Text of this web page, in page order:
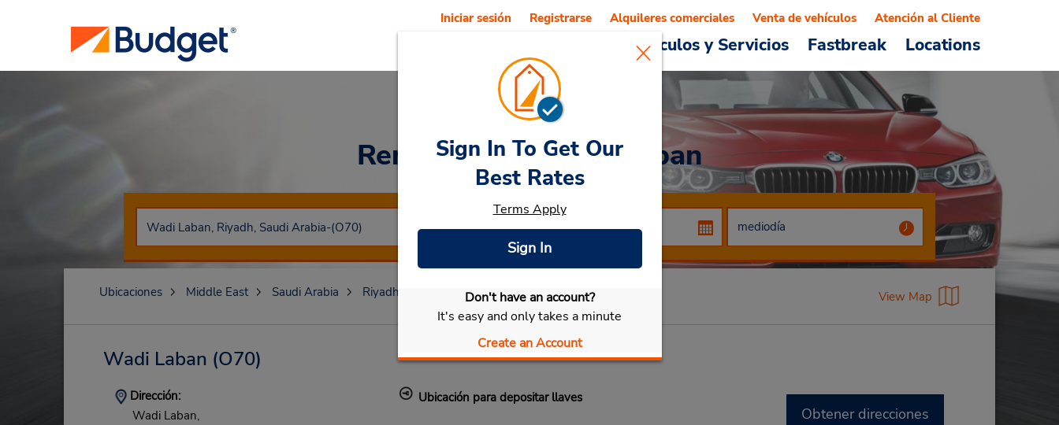
Vehículos y Servicios Fastbreak Locations
Iniciar sesión Registrarse Alquileres comerciales Venta de vehículos Atención al Cliente
Rent a Carat Wadi Laban
Seleccionar mi vehículo
Sign In To Get Our
Best Rates
Terms Apply
Sign In
Don't have an account?
It's easy and only takes a minute
Create an Account
Ubicaciones Middle East Saudi Arabia Riyadh Wadi Laban View Map
Wadi Laban (O70)
Dirección:
Wadi Laban,
Ubicación para depositar llaves
Obtener direcciones